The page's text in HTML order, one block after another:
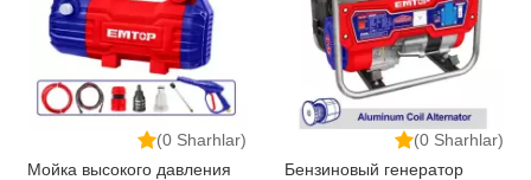
(0 Sharhlar)
Мойка высокого давления
(0 Sharhlar)
Бензиновый генератор